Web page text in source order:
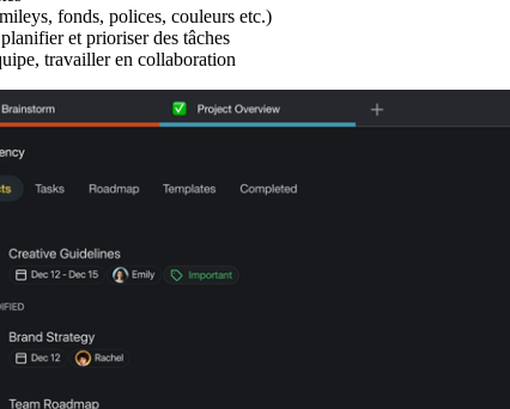
fonds, polices, couleurs etc.)
et prioriser des tâches
travailler en collaboration